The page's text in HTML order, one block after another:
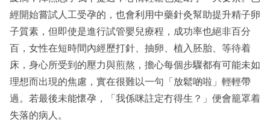
經開始嘗試人工受孕的，也會利用中藥針灸幫助提升精子卵
子質素，但即使是進行試管嬰兒療程，成功率也絕非百分
百，女性在短時間內經歷打針、抽卵、植入胚胎、等待着
床，身心所受到的壓力與煎熬，擔心每個步驟都有可能未如
理想而出現的焦慮，實在很難以一句「放鬆啲啦」輕輕帶
過。若最後未能懷孕，「我係咪註定冇得生？」便會籠罩着
失落的病人。